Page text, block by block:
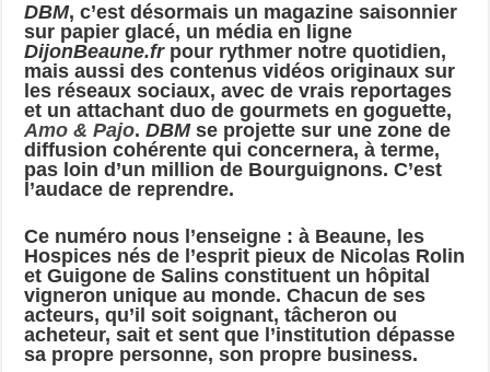
DBM, c’est désormais un magazine saisonnier
sur papier glacé, un média en ligne
DijonBeaune.frpour rythmer notre quotidien,
mais aussi des contenus vidéos originaux sur
les réseaux sociaux, avec de vrais reportages
et un attachant duo de gourmets en goguette,
Amo & Pajo.DBMse projette sur une zone de
diffusion cohérente qui concernera, à terme,
pas loin d’un million de Bourguignons. C’est
l’audace de reprendre.
Ce numéro nous l’enseigne : à Beaune, les
Hospices nés de l’esprit pieux de Nicolas Rolin
et Guigone de Salins constituent un hôpital
vigneron unique au monde. Chacun de ses
acteurs, qu’il soit soignant, tâcheron ou
acheteur, sait et sent que l’institution dépasse
sa propre personne, son propre business.